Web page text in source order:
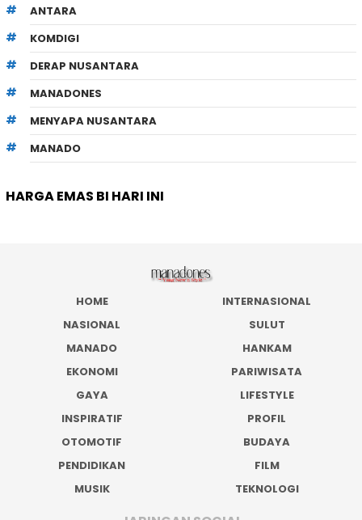
ANTARA
KOMDIGI
DERAP NUSANTARA
MANADONES
MENYAPA NUSANTARA
MANADO
HARGA EMAS BI HARI INI
HOME
INTERNASIONAL
NASIONAL
SULUT
MANADO
HANKAM
EKONOMI
PARIWISATA
GAYA
LIFESTYLE
INSPIRATIF
PROFIL
OTOMOTIF
BUDAYA
PENDIDIKAN
FILM
MUSIK
TEKNOLOGI